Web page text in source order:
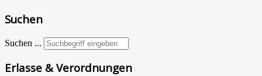
Suchen
Suchen ...
Erlasse & Verordnungen